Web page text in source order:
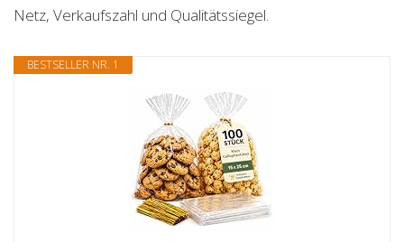
Netz, Verkaufszahl und Qualitätssiegel.
BESTSELLER NR. 1